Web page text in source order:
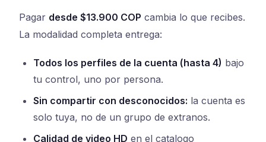
Pagar desde $13.900 COP cambia lo que recibes.
La modalidad completa entrega:
Todos los perfiles de la cuenta (hasta 4) bajo
tu control, uno por persona.
Sin compartir con desconocidos: la cuenta es
solo tuya, no de un grupo de extranos.
Calidad de video HD en el catalogo